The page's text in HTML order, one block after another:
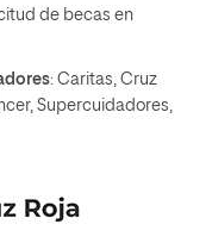
de becas en
: Caritas, Cruz
Supercuidadores,